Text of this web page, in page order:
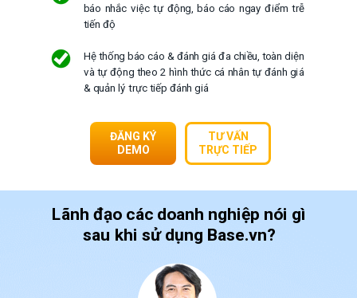
báo nhắc việc tự động, báo cáo ngay điểm trễ
tiến độ
Hệ thống báo cáo & đánh giá đa chiều, toàn diện
và tự động theo 2 hình thức cá nhân tự đánh giá
& quản lý trực tiếp đánh giá
Lãnh đạo các doanh nghiệp nói gì
sau khi sử dụng Base.vn?
TƯ VẤN
TRỰC TIẾP
ĐĂNG KÝ
DEMO